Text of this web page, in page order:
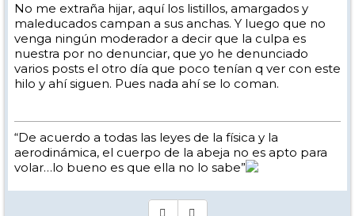
No me extraña hijar, aquí los listillos, amargados y
maleducados campan a sus anchas. Y luego que no
venga ningún moderador a decir que la culpa es
nuestra por no denunciar, que yo he denunciado
varios posts el otro día que poco tenían q ver con este
hilo y ahí siguen. Pues nada ahí se lo coman.
“De acuerdo a todas las leyes de la física y la
aerodinámica, el cuerpo de la abeja no es apto para
volar…lo bueno es que ella no lo sabe”